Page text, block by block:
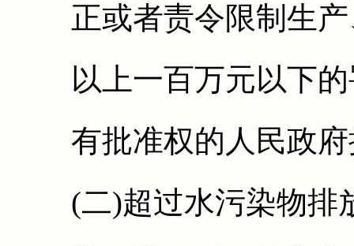
正或者责令限制生
以上一百万元以下
有批准权的人民政
(二)超过水污染物排